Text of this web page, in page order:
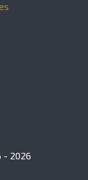
- 2026